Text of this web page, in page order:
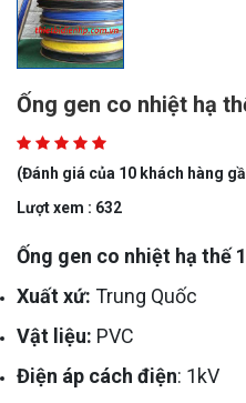
Ống gen co nhiệt hạ
(Đánh giá của 10 khách hàng
Lượt xem : 632
Ống gen co nhiệt hạ thế
Xuất xứ: Trung Quốc
Vật liệu: PVC
Điện áp cách điện: 1kV